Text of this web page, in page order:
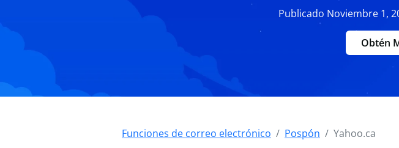
Publicado Noviembre 1,
Obtén
Funciones de correo electrónico Pospón Yahoo.ca